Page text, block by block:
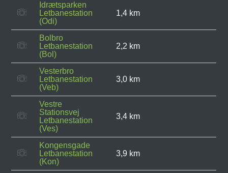
Idrætsparken
Letbanestation
(Odi)
1,4 km
Bolbro
Letbanestation
(Bol)
2,2 km
Vesterbro
Letbanestation
(Veb)
3,0 km
Vestre
Stationsvej
Letbanestation
(Ves)
3,4 km
Kongensgade
Letbanestation
(Kon)
3,9 km